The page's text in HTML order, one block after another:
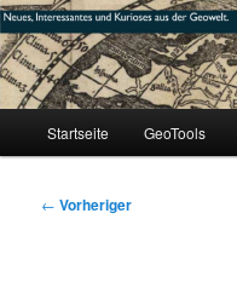
Zum
primären
Inhalt
springen#geoObserver
mikeE's GeoBlog
Startseite GeoTools
Beitragsnavigation
← Vorheriger